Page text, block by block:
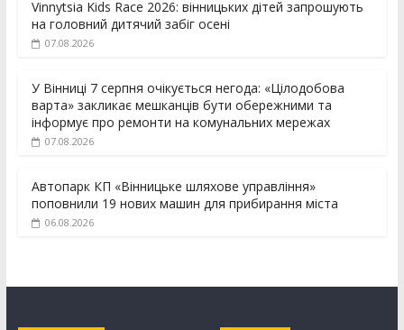
Vinnytsia Kids Race 2026: вінницьких дітей запрошують
на головний дитячий забіг осені
07.08.2026
У Вінниці 7 серпня очікується негода: «Цілодобова
варта» закликає мешканців бути обережними та
інформує про ремонти на комунальних мережах
07.08.2026
Автопарк КП «Вінницьке шляхове управління»
поповнили 19 нових машин для прибирання міста
06.08.2026